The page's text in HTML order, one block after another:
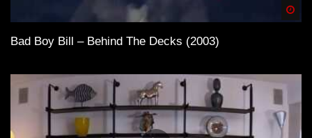
Bad Boy Bill – Behind The Decks (2003)